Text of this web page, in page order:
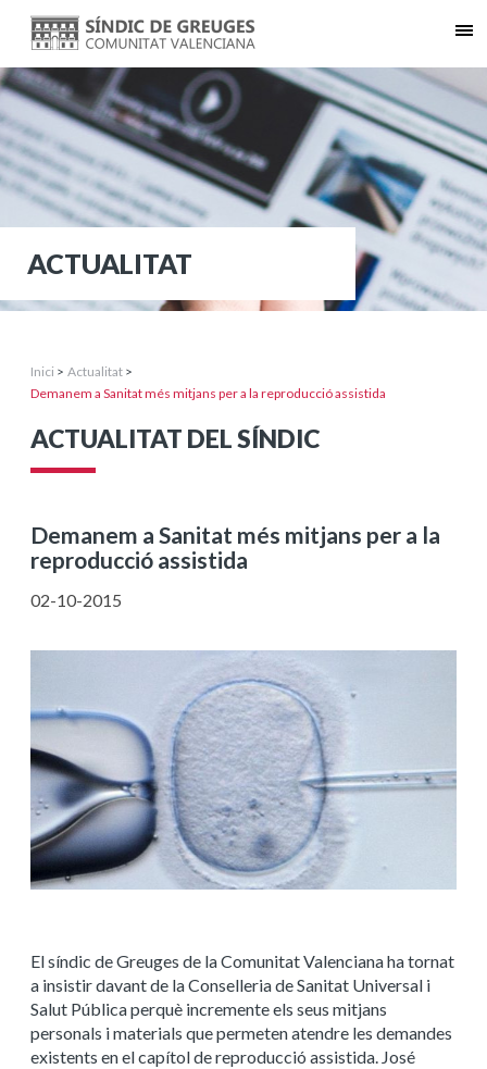
ACTUALITAT
Inici > Actualitat >
Demanem a Sanitat més mitjans per a la reproducció assistida
ACTUALITAT DEL SÍNDIC
Demanem a Sanitat més mitjans per a la
reproducció assistida
02-10-2015
El síndic de Greuges de la Comunitat Valenciana ha tornat
a insistir davant de la Conselleria de Sanitat Universal i
Salut Pública perquè incremente els seus mitjans
personals i materials que permeten atendre les demandes
existents en el capítol de reproducció assistida. José